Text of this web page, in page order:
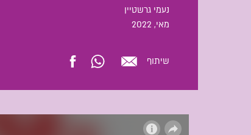
נעמי גרשטיין
מאי, 2022
שיתוף